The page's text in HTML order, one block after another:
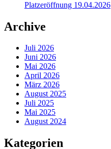
Platzeröffnung 19.04.2026
Archive
Juli 2026
Juni 2026
Mai 2026
April 2026
März 2026
August 2025
Juli 2025
Mai 2025
August 2024
Kategorien